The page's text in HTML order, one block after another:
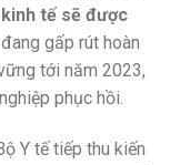
tế sẽ được
gấp rút hoàn
tới năm 2023,
phục hồi.
Y tế tiếp thu kiến